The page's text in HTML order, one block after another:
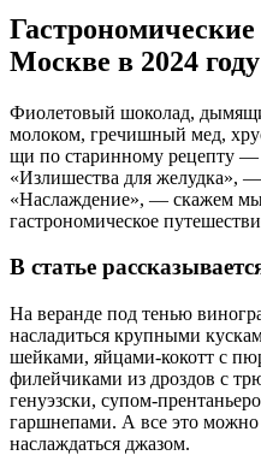
Москве в 2024 году
Фиолетовый шоколад,
молоком, гречишный мед,
щи по старинному рецепту
«Излишества для желудка»,
«Наслаждение», — скажем
гастрономическое
В статье
На веранде под тенью
насладиться крупными
шейками, яйцами-кокотт с
филейчиками из дроздов с
генуэзски, супом-
гаршнепами. А все это
наслаждаться джазом.